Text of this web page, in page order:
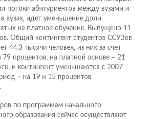
потоки абитуриентов между вузами и
вузах, идет уменьшение доли
на платное обучение. Выпущено 11
Общий контингент студентов ССУЗов
44,3 тысячи человек, из них за счет
процентов, на платной основе – 21
и контингент уменьшаются с 2007
– на 19 и 15 процентов
по программам начального
образования сейчас осуществляют